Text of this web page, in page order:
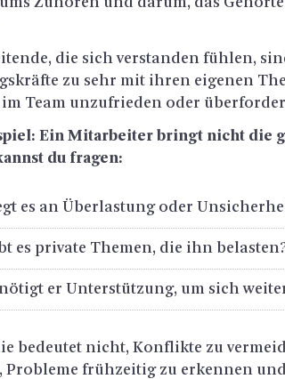
die sich ver­stan­den füh­len,
zu sehr mit ihren ei­ge­nen
Team un­zu­frie­den oder
Ein Mit­ar­bei­ter bringt nicht die
du fra­gen:
es an Über­las­tung oder
es pri­va­te The­men, die ihn
er Un­ter­stüt­zung, um sich
be­deu­tet nicht, Kon­flik­te zu
früh­zei­tig zu er­ken­nen